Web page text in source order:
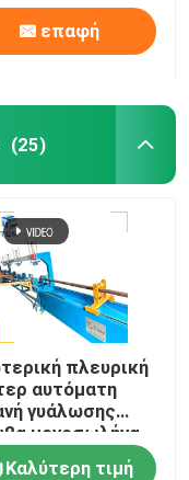
επαφή
(25)
πλευρική
αυτόματη
γυάλωσης
μονοσωλήνα
σωλήνων
Καλύτερη τιμή